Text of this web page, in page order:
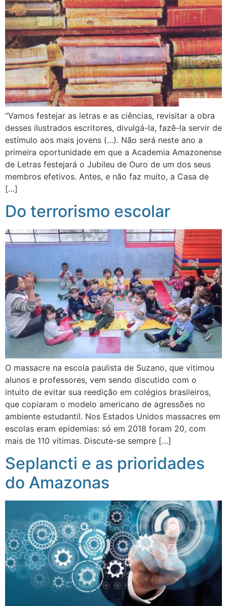
“Vamos festejar as letras e as ciências, revisitar a obra
desses ilustrados escritores, divulgá-la, fazê-la servir de
estímulo aos mais jovens (…). Não será neste ano a
primeira oportunidade em que a Academia Amazonense
de Letras festejará o Jubileu de Ouro de um dos seus
membros efetivos. Antes, e não faz muito, a Casa de
[…]
Do terrorismo escolar
O massacre na escola paulista de Suzano, que vitimou
alunos e professores, vem sendo discutido com o
intuito de evitar sua reedição em colégios brasileiros,
que copiaram o modelo americano de agressões no
ambiente estudantil. Nos Estados Unidos massacres em
escolas eram epidemias: só em 2018 foram 20, com
mais de 110 vítimas. Discute-se sempre […]
Seplancti e as prioridades
do Amazonas